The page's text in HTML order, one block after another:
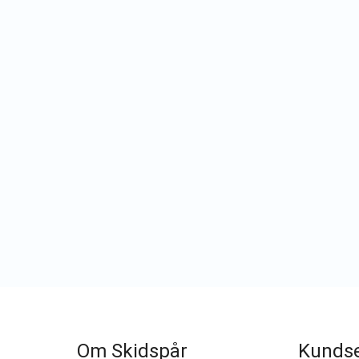
Om Skidspår